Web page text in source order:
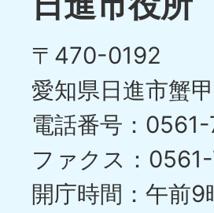
〒470-0192
愛知県日進市蟹
電話番号：0561-
ファクス：
開庁時間：午前